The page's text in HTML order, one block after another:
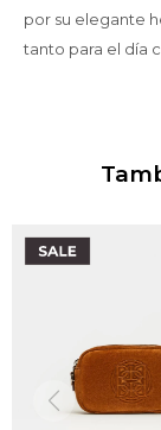
por su elegante
tanto para el día